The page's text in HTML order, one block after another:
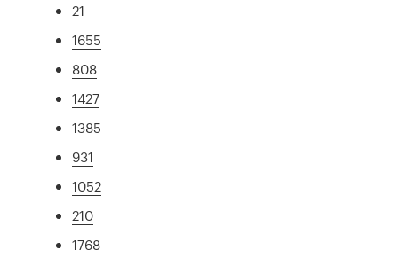
21
1655
808
1427
1385
931
1052
210
1768